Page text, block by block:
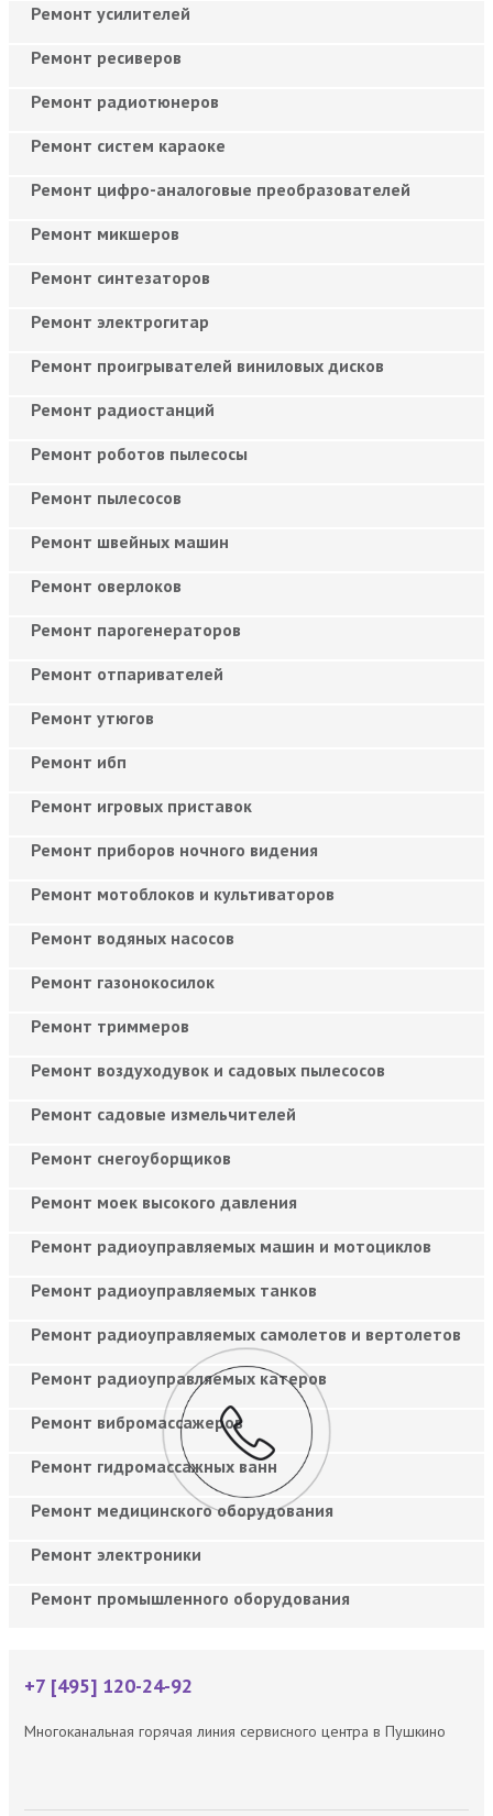
Ремонт усилителей
Ремонт ресиверов
Ремонт радиотюнеров
Ремонт систем караоке
Ремонт цифро-аналоговые преобразователей
Ремонт микшеров
Ремонт синтезаторов
Ремонт электрогитар
Ремонт проигрывателей виниловых дисков
Ремонт радиостанций
Ремонт роботов пылесосы
Ремонт пылесосов
Ремонт швейных машин
Ремонт оверлоков
Ремонт парогенераторов
Ремонт отпаривателей
Ремонт утюгов
Ремонт ибп
Ремонт игровых приставок
Ремонт приборов ночного видения
Ремонт мотоблоков и культиваторов
Ремонт водяных насосов
Ремонт газонокосилок
Ремонт триммеров
Ремонт воздуходувок и садовых пылесосов
Ремонт садовые измельчителей
Ремонт снегоуборщиков
Ремонт моек высокого давления
Ремонт радиоуправляемых машин и мотоциклов
Ремонт радиоуправляемых танков
Ремонт радиоуправляемых самолетов и вертолетов
Ремонт радиоуправляемых катеров
Ремонт вибромассажеров
Ремонт гидромассажных ванн
Ремонт медицинского оборудования
Ремонт электроники
Ремонт промышленного оборудования
+7 [495] 120-24-92
Многоканальная горячая линия сервисного центра в Пушкино